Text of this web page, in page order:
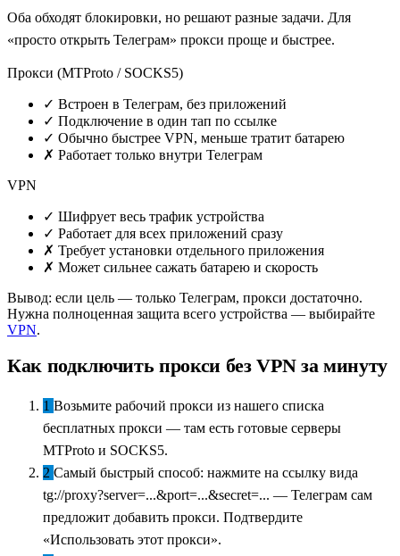
Оба обходят блокировки, но решают разные задачи. Для
«просто открыть Телеграм» прокси проще и быстрее.
Прокси (MTProto / SOCKS5)
✓ Встроен в Телеграм, без приложений
✓ Подключение в один тап по ссылке
✓ Обычно быстрее VPN, меньше тратит батарею
✗ Работает только внутри Телеграм
VPN
✓ Шифрует весь трафик устройства
✓ Работает для всех приложений сразу
✗ Требует установки отдельного приложения
✗ Может сильнее сажать батарею и скорость
Вывод: если цель — только Телеграм, прокси достаточно.
Нужна полноценная защита всего устройства — выбирайте
VPN.
Как подключить прокси без VPN за минуту
1 Возьмите рабочий прокси из нашего списка
бесплатных прокси — там есть готовые серверы
MTProto и SOCKS5.
2 Самый быстрый способ: нажмите на ссылку вида
tg://proxy?server=...&port=...&secret=... — Телеграм сам
предложит добавить прокси. Подтвердите
«Использовать этот прокси».